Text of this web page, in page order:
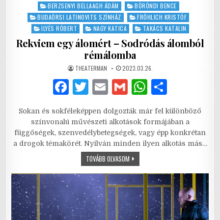
Posted
in
BERZSENYI BELLAAGH ÁDÁM
BÖRÖNDI BENCE
BUDAÖRSI LATINOVITS SZÍNHÁZ
FRÖHLICH KRISTÓF
ILYÉS RÓBERT
NAGY KATICA TAKÁCS KATALIN
Rekviem egy álomért – Sodródás álomból
rémálomba
AUTHOR:
THEATERMAN PUBLISHED
DATE:
2023.03.26.
F
c
e
b
o
k
T
it
te
r
E
ai
l
G
ai
l
W
at
s
A
p
ar
e
Sokan és sokféleképpen dolgozták már fel különböző
színvonalú művészeti alkotások formájában a
függőségek, szenvedélybetegségek, vagy épp konkrétan
a drogok témakörét. Nyilván minden ilyen alkotás más…
TOVÁBB OLVASOMREKVIEM
EGY
ÁLOMÉRT
–
SODRÓDÁS
ÁLOMBÓL
RÉMÁLOMBA